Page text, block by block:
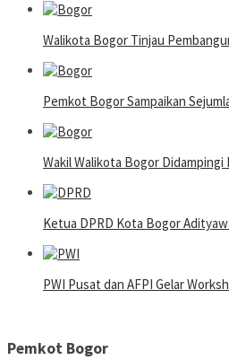
Walikota Bogor Tinjau
Pemkot Bogor Sampaikan
Wakil Walikota Bogor Didampingi
Ketua DPRD Kota Bogor
PWI Pusat dan AFPI Gelar
Pemkot Bogor